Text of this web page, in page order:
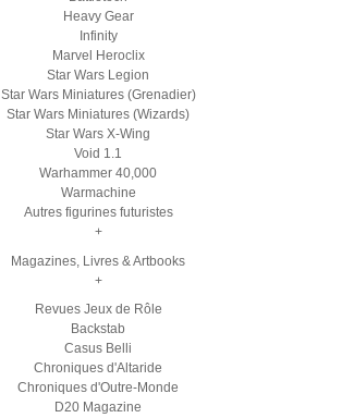
Heavy Gear
Infinity
Marvel Heroclix
Star Wars Legion
Star Wars Miniatures (Grenadier)
Star Wars Miniatures (Wizards)
Star Wars X-Wing
Void 1.1
Warhammer 40,000
Warmachine
Autres figurines futuristes
+
Magazines, Livres & Artbooks
+
Revues Jeux de Rôle
Backstab
Casus Belli
Chroniques d'Altaride
Chroniques d'Outre-Monde
D20 Magazine